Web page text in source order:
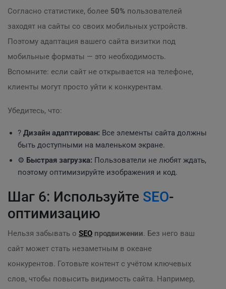
Согласно статистике, более 50% пользователей
заходят на сайты со своих мобильных устройств.
Поэтому адаптация вашего сайта визитки под
мобильные форматы — это необходимость.
Вспомните: если сайт не открывается на телефоне,
клиенты могут просто уйти к конкурентам.
Убедитесь, что:
? Дизайн адаптирован: Все элементы сайта должны
быть доступными на маленьком экране.
⚙️ Быстрая загрузка: Пользователи не любят ждать,
поэтому оптимизируйте изображения и код.
Шаг 6: Используйте SEO-
оптимизацию
Нельзя забывать о SEO продвижении. Без него ваш
сайт может стать незаметным в океане
конкурентов. Готовьте контент с учётом ключевых
слов, чтобы повысить видимость сайта. Например,